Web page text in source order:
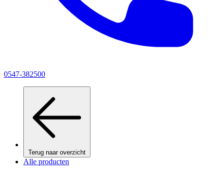
0547-382500
Terug naar overzicht
Alle producten